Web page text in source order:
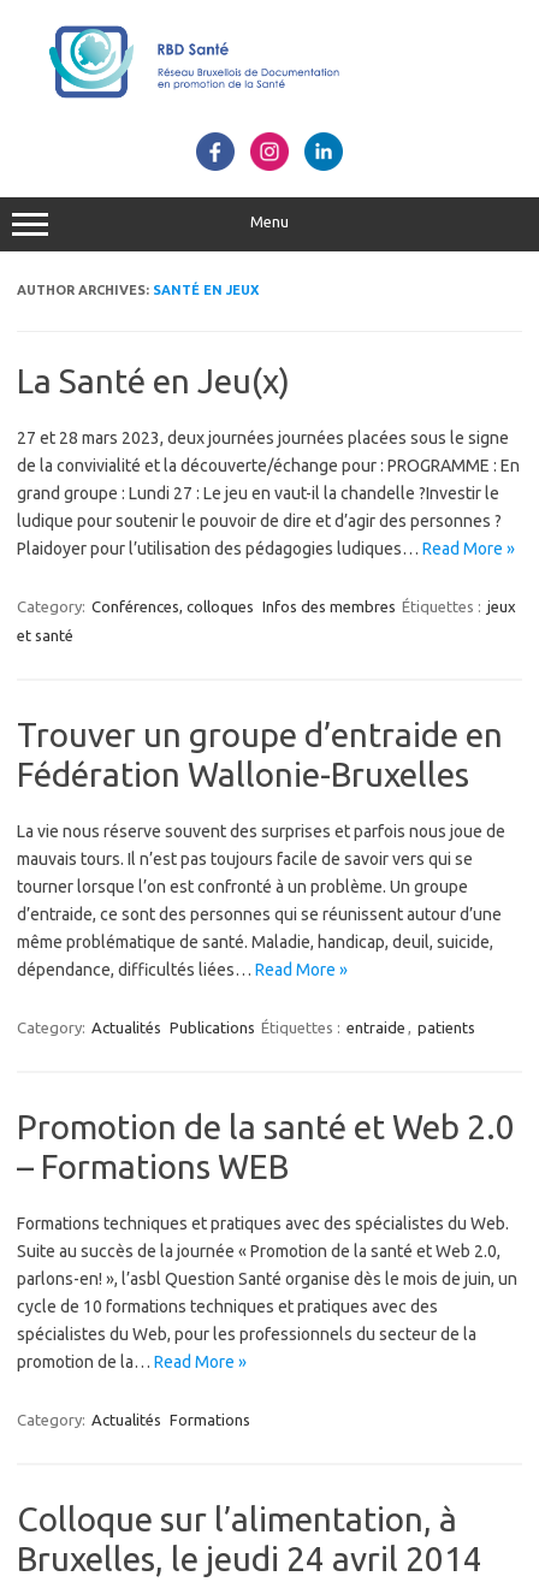
Menu
AUTHOR ARCHIVES: SANTÉ EN JEUX
La Santé en Jeu(x)
27 et 28 mars 2023, deux journées journées placées sous le signe
de la convivialité et la découverte/échange pour : PROGRAMME : En
grand groupe : Lundi 27 : Le jeu en vaut-il la chandelle ?Investir le
ludique pour soutenir le pouvoir de dire et d’agir des personnes ?
Plaidoyer pour l’utilisation des pédagogies ludiques… Read More »
Category: Conférences, colloques Infos des membres Étiquettes : jeux
et santé
Trouver un groupe d’entraide en
Fédération Wallonie-Bruxelles
La vie nous réserve souvent des surprises et parfois nous joue de
mauvais tours. Il n’est pas toujours facile de savoir vers qui se
tourner lorsque l’on est confronté à un problème. Un groupe
d’entraide, ce sont des personnes qui se réunissent autour d’une
même problématique de santé. Maladie, handicap, deuil, suicide,
dépendance, difficultés liées… Read More »
Category: Actualités Publications Étiquettes : entraide , patients
Promotion de la santé et Web 2.0
– Formations WEB
Formations techniques et pratiques avec des spécialistes du Web.
Suite au succès de la journée « Promotion de la santé et Web 2.0,
parlons-en! », l’asbl Question Santé organise dès le mois de juin, un
cycle de 10 formations techniques et pratiques avec des
spécialistes du Web, pour les professionnels du secteur de la
promotion de la… Read More »
Category: Actualités Formations
Colloque sur l’alimentation, à
Bruxelles, le jeudi 24 avril 2014